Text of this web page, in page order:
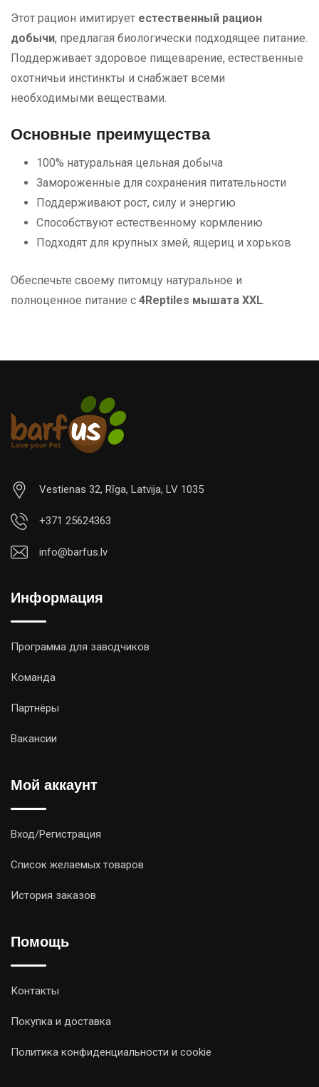
Этот рацион имитирует естественный рацион
добычи, предлагая биологически подходящее питание.
Поддерживает здоровое пищеварение, естественные
охотничьи инстинкты и снабжает всеми
необходимыми веществами.
Основные преимущества
100% натуральная цельная добыча
Замороженные для сохранения питательности
Поддерживают рост, силу и энергию
Способствуют естественному кормлению
Подходят для крупных змей, ящериц и хорьков
Обеспечьте своему питомцу натуральное и
полноценное питание с 4Reptiles мышата XXL
Vestienas 32, Rīga, Latvija, LV 1035
+371 25624363
info@barfus.lv
Информация
Программа для заводчиков
Команда
Партнёры
Вакансии
Мой аккаунт
Вход/Регистрация
Список желаемых товаров
История заказов
Помощь
Контакты
Покупка и доставка
Политика конфиденциальности и cookie